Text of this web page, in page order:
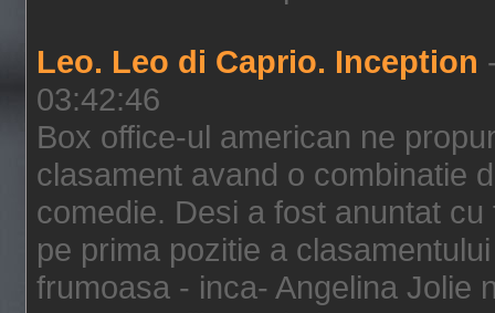
Leo. Leo di Caprio. Inception
03:42:46
Box office-ul american ne
clasament avand o combinatie
comedie. Desi a fost anuntat
pe prima pozitie a
frumoasa - inca- Angelina Jolie